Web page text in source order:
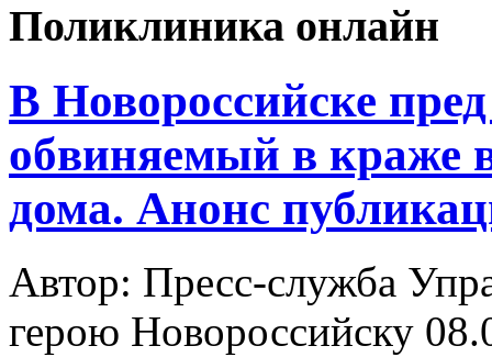
Поликлиника онлайн
В Новороссийске
обвиняемый в краже
дома. Анонс
Автор: Пресс-служба
герою Новороссийску